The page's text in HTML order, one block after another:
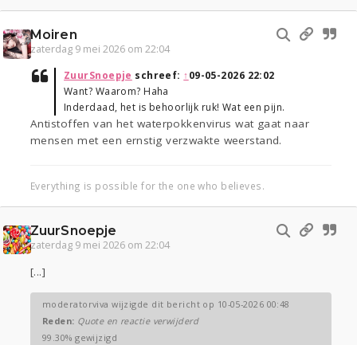
Moiren
zaterdag 9 mei 2026 om 22:04
ZuurSnoepje schreef: ↑09-05-2026 22:02
Want? Waarom? Haha
Inderdaad, het is behoorlijk ruk! Wat een pijn.
Antistoffen van het waterpokkenvirus wat gaat naar
mensen met een ernstig verzwakte weerstand.
Everything is possible for the one who believes.
ZuurSnoepje
zaterdag 9 mei 2026 om 22:04
[...]
moderatorviva wijzigde dit bericht op 10-05-2026 00:48
Reden: Quote en reactie verwijderd
99.30% gewijzigd